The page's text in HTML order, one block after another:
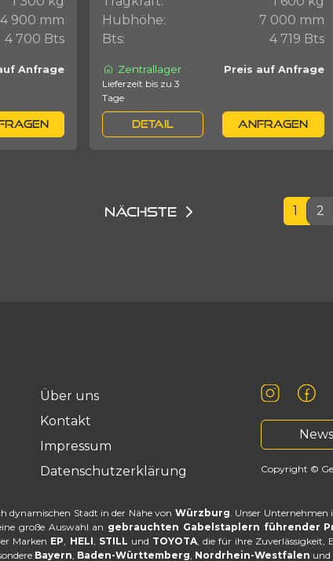
4 900 mm
4 700 Bts
Anfrage
Hubhöhe:
7 000 mm
Bts:
4 719 Bts
Zentrallager
Preis auf Anfrage
Lieferzeit bis zu 3
Tage
DETAIL ANFRAGEN
NÄCHSTE 1 2
Über uns
Kontakt
Impressum
Datenschutzerklärung
Copyright ©
dynamischen Stadt in der Nähe von Würzburg. Unser Unternehmen
große Auswahl an gebrauchten Gabelstaplern führender
Marken EP, HELI, STILL und TOYOTA, die für ihre Zuverlässigkeit,
Bayern, Baden-Württemberg, Nordrhein-Westfalen und